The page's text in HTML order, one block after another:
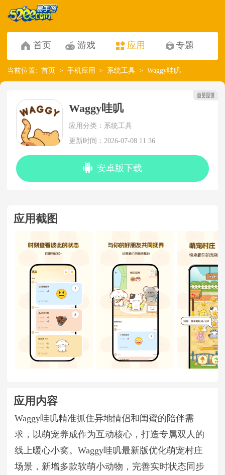
首页 游戏 应用 专题
当前位置: 首页 手机应用 系统工具 Waggy哇叽
Waggy哇叽
应用分类：系统工具
更新时间：2026-07-08 11:36
安卓版下载
应用截图
应用内容
Waggy哇叽精准抓住异地情侣和闺蜜的陪伴需
求，以萌宠养成作为互动核心，打造专属双人的
线上暖心小窝。Waggy哇叽最新版优化萌宠村庄
场景，新增多款软萌小动物，完善实时状态同步